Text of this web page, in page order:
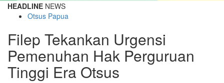
HEADLINE NEWS
Otsus Papua
Filep Tekankan Urgensi
Pemenuhan Hak Perguruan
Tinggi Era Otsus